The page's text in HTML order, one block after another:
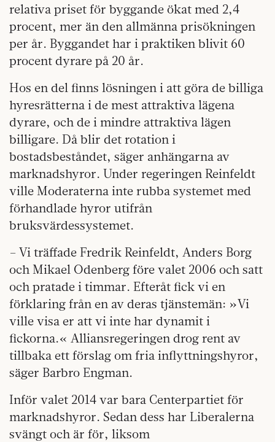
relativa priset för byggande ökat med 2,4
procent, mer än den allmänna prisökningen
per år. Byggandet har i praktiken blivit 60
procent dyrare på 20 år.
Hos en del finns lösningen i att göra de billiga
hyresrätterna i de mest attraktiva lägena
dyrare, och de i mindre attraktiva lägen
billigare. Då blir det rotation i
bostadsbeståndet, säger anhängarna av
marknadshyror. Under regeringen Reinfeldt
ville Moderaterna inte rubba systemet med
förhandlade hyror utifrån
bruksvärdessystemet.
– Vi träffade Fredrik Reinfeldt, Anders Borg
och Mikael Odenberg före valet 2006 och satt
och pratade i timmar. Efteråt fick vi en
förklaring från en av deras tjänstemän: »Vi
ville visa er att vi inte har dynamit i
fickorna.« Alliansregeringen drog rent av
tillbaka ett förslag om fria inflyttningshyror,
säger Barbro Engman.
Inför valet 2014 var bara Centerpartiet för
marknadshyror. Sedan dess har Liberalerna
svängt och är för, liksom